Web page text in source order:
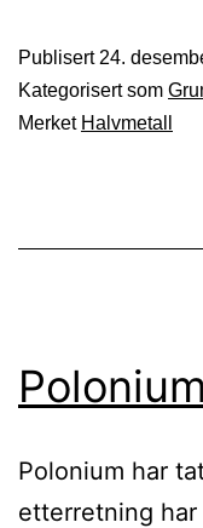
Publisert 24.
Kategorisert som
Merket Halvmetall
Polonium
Polonium har
etterretning